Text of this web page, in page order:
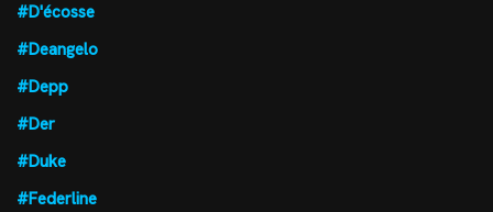
#D'écosse
#Deangelo
#Depp
#Der
#Duke
#Federline